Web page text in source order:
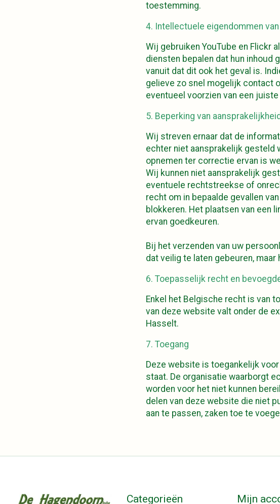
toestemming.
4. Intellectuele eigendommen
Wij gebruiken YouTube en Flickr
diensten bepalen dat hun inhoud
vanuit dat dit ook het geval is.
gelieve zo snel mogelijk contact
eventueel voorzien van een
5. Beperking van aansprakelijkheid
Wij streven ernaar dat de
echter niet aansprakelijk gesteld
opnemen ter correctie ervan is
Wij kunnen niet aansprakelijk
eventuele rechtstreekse of
recht om in bepaalde gevallen
blokkeren. Het plaatsen van een
ervan goedkeuren.
Bij het verzenden van uw
dat veilig te laten gebeuren,
6. Toepasselijk recht en
Enkel het Belgische recht is van
van deze website valt onder de
Hasselt.
7. Toegang
Deze website is toegankelijk
staat. De organisatie waarborgt
worden voor het niet kunnen
delen van deze website die niet
aan te passen, zaken toe te
Categorieën Mijn